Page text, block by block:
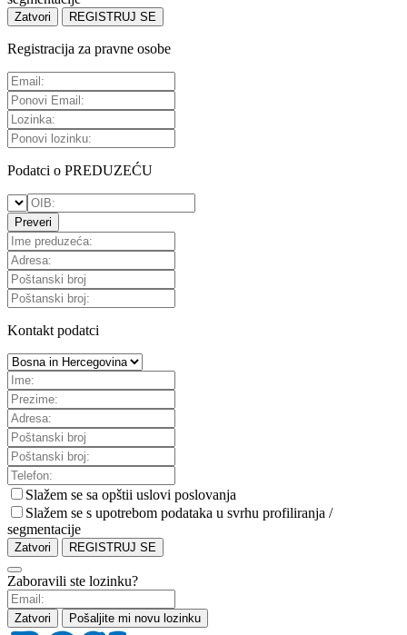
Zatvori REGISTRUJ SE
Registracija za pravne osobe
Podatci o PREDUZEĆU
Preveri
Kontakt podatci
Slažem se sa opštii uslovi poslovanja
Slažem se s upotrebom podataka u svrhu profiliranja /
segmentacije
Zatvori REGISTRUJ SE
Zaboravili ste lozinku?
Zatvori Pošaljite mi novu lozinku